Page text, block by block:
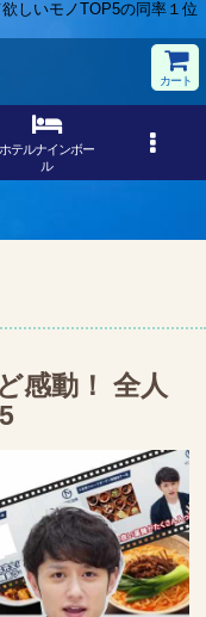
しいモノTOP5の同率１位
カート
ホテルナインボー
ル
感動！ 全人